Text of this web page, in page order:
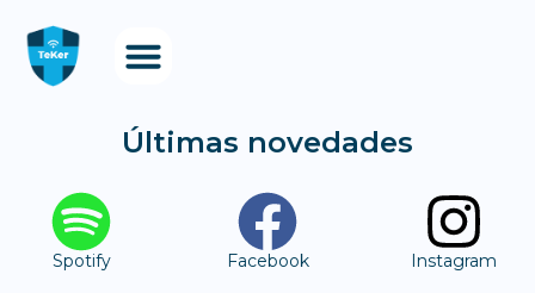
Últimas novedades
Spotify Facebook Instagram